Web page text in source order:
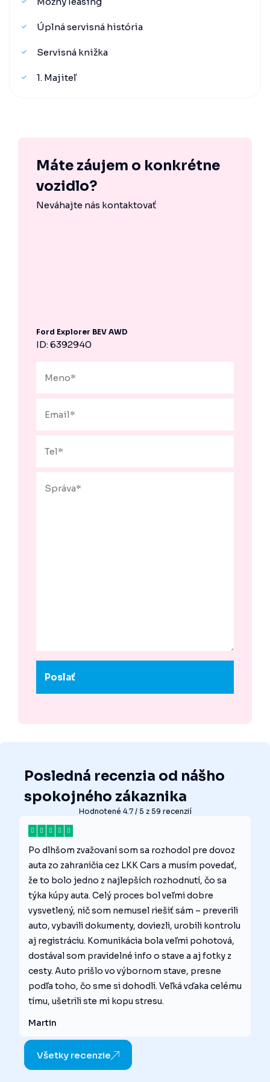
Úplná servisná história
Servisná knižka
1. Majiteľ
Máte záujem o konkrétne
vozidlo?
Neváhajte nás kontaktovať
Ford Explorer BEV AWD
ID: 6392940
Posledná recenzia od nášho
spokojného zákaznika
Hodnotené 4.7 / 5 z 59 recenzií
Po dlhšom zvažovaní som sa rozhodol pre dovoz
auta zo zahraničia cez LKK Cars a musím povedať,
že to bolo jedno z najlepších rozhodnutí, čo sa
týka kúpy auta. Celý proces bol veľmi dobre
vysvetlený, nič som nemusel riešiť sám – preverili
auto, vybavili dokumenty, doviezli, urobili kontrolu
aj registráciu. Komunikácia bola veľmi pohotová,
dostával som pravidelné info o stave a aj fotky z
cesty. Auto prišlo vo výbornom stave, presne
podľa toho, čo sme si dohodli. Veľká vďaka celému
tímu, ušetrili ste mi kopu stresu.
Martin
Všetky recenzie